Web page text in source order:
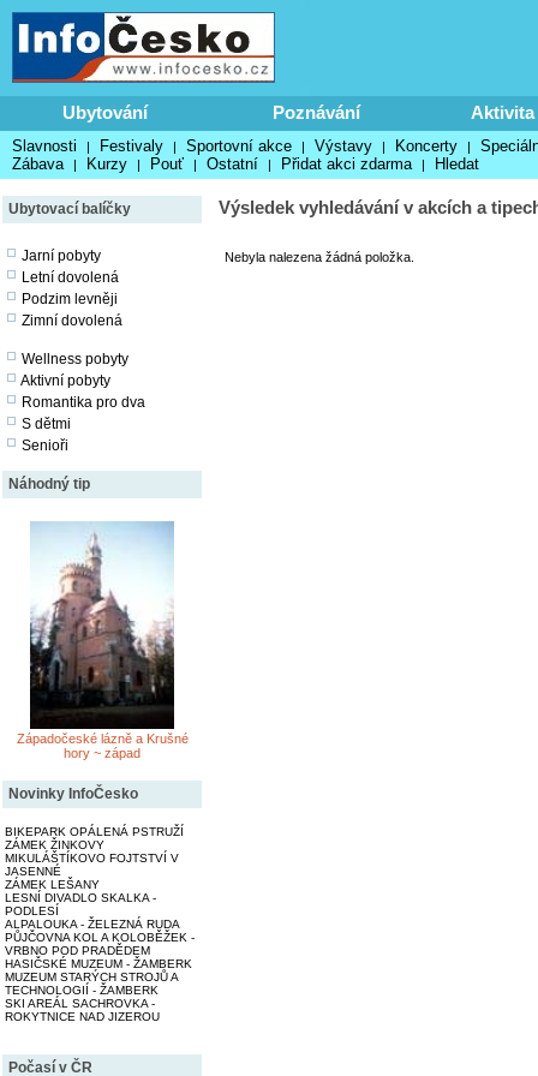
Ubytování Poznávání Aktivita
Slavnosti | Festivaly | Sportovní akce | Výstavy | Koncerty |
Zábava
| Kurzy | Pouť | Ostatní | Přidat akci zdarma | Hledat
Ubytovací balíčky
Jarní pobyty
Letní dovolená
Podzim levněji
Zimní dovolená
Wellness pobyty
Aktivní pobyty
Romantika pro dva
S dětmi
Senioři
Náhodný tip
Západočeské lázně a Krušné
hory ~ západ
Novinky InfoČesko
BIKEPARK OPÁLENÁ PSTRUŽÍ
ZÁMEK ŽINKOVY
MIKULÁŠTÍKOVO FOJTSTVÍ V
JASENNÉ
ZÁMEK LEŠANY
LESNÍ DIVADLO SKALKA -
PODLESÍ
ALPALOUKA - ŽELEZNÁ RUDA
PŮJČOVNA KOL A KOLOBĚŽEK -
VRBNO POD PRADĚDEM
HASIČSKÉ MUZEUM - ŽAMBERK
MUZEUM STARÝCH STROJŮ A
TECHNOLOGIÍ - ŽAMBERK
SKI AREÁL SACHROVKA -
ROKYTNICE NAD JIZEROU
Počasí v ČR
Výsledek vyhledávání v akcích a
Nebyla nalezena žádná položka.